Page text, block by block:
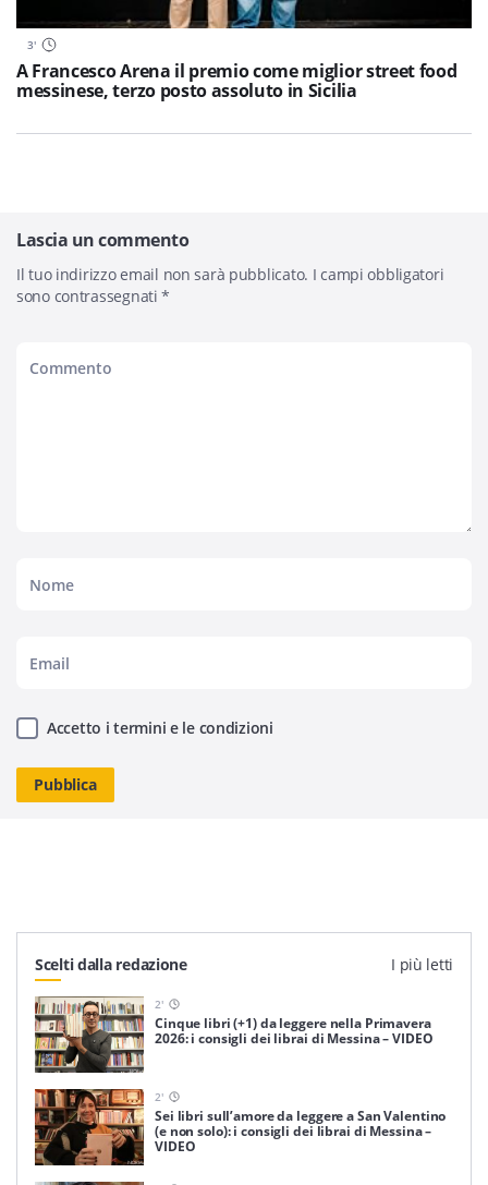
3'
A Francesco Arena il premio come miglior street food
messinese, terzo posto assoluto in Sicilia
Lascia un commento
Il tuo indirizzo email non sarà pubblicato. I campi obbligatori
sono contrassegnati*
Accetto i termini e le condizioni
Scelti dalla redazione I più letti
2'
Cinque libri (+1) da leggere nella Primavera
2026: i consigli dei librai di Messina – VIDEO
2'
Sei libri sull’amore da leggere a San Valentino
(e non solo): i consigli dei librai di Messina –
VIDEO